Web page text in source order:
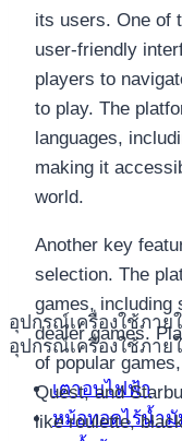
อุปกรณ์เครื่องใช้ภาย
อุปกรณ์เครื่องใช้ภาย
เตาอบไฟฟ้า
หม้อทอดไร้น้ำ
its users. One of
user-friendly
players to
to play. The
languages,
making it
world.
Another key
selection. The
games, including
dealer games.
of popular
Quest, and
like roulette,